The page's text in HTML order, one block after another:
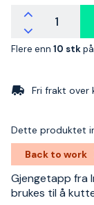
Flere enn 10 stk
Fri frakt over
Dette produktet
Back to work
Gjengetapp fra
brukes til å